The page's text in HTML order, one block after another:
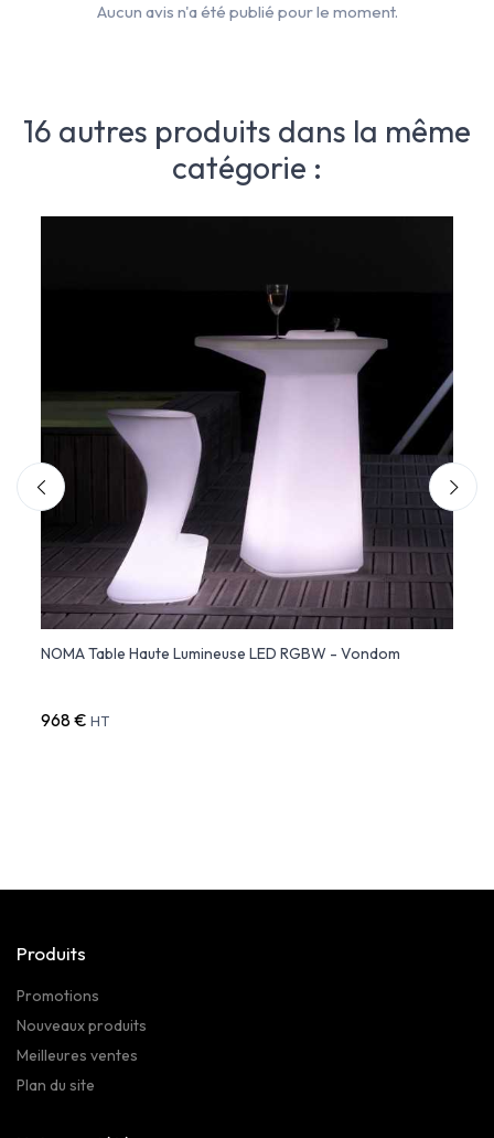
Aucun avis n'a été publié pour le moment.
16 autres produits dans la même
catégorie :
NOMA Table Haute Lumineuse LED RGBW - Vondom
968 € HT
Produits
Promotions
Nouveaux produits
Meilleures ventes
Plan du site